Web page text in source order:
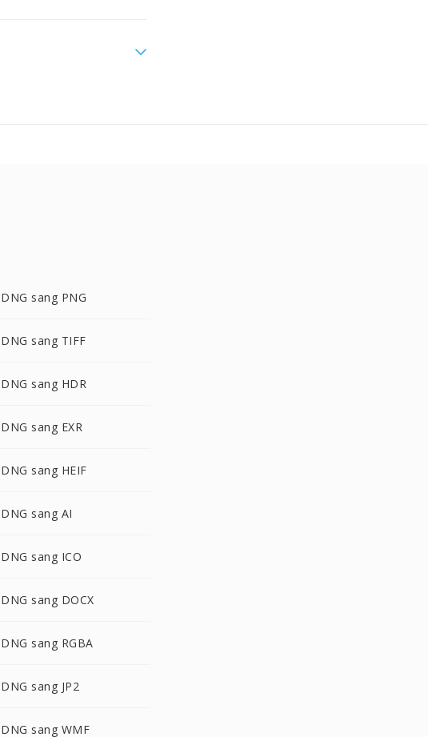
DNG sang PNG
DNG sang TIFF
DNG sang HDR
DNG sang EXR
DNG sang HEIF
DNG sang AI
DNG sang ICO
DNG sang DOCX
DNG sang RGBA
DNG sang JP2
DNG sang WMF